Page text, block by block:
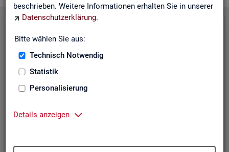
beschrieben. Weitere Informationen erhalten Sie in unserer
Datenschutzerklärung.
Bitte wählen Sie aus:
Technisch Notwendig
Statistik
Personalisierung
Details anzeigen
beits­markt­sta­tis­tik
gren­zung und es wird an­hand von Pra­
beits­markt­re­gio­nen.